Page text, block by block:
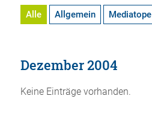
Alle Allgemein Mediatope
Dezember 2004
Keine Einträge vorhanden.